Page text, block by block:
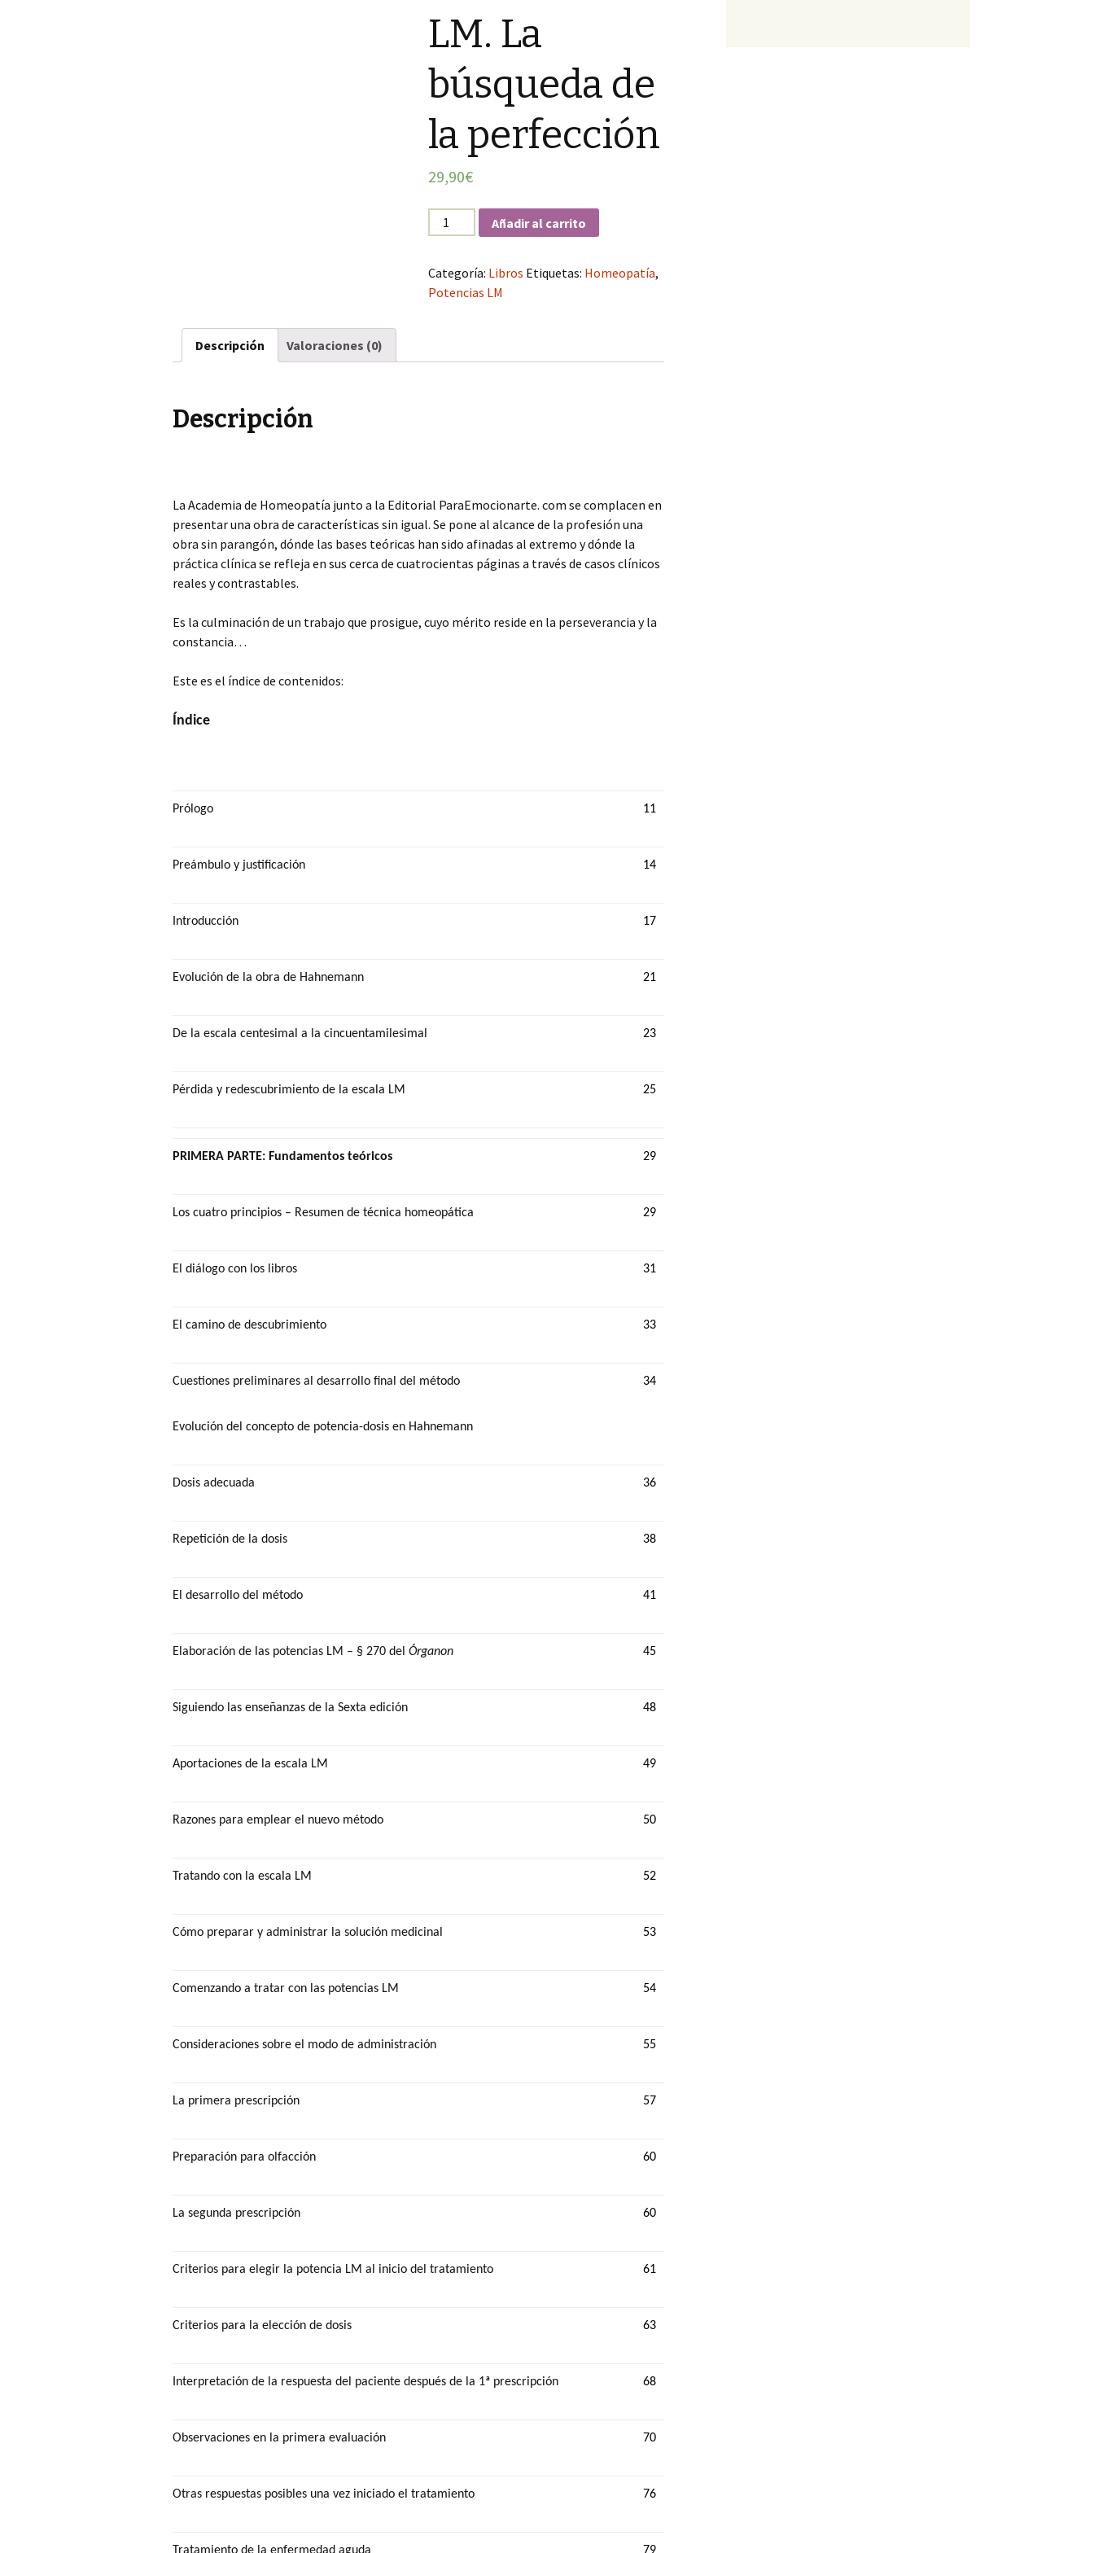
LM. La
búsqueda de
la perfección
29,90€
Cantidad Añadir al carrito
Categoría: Libros Etiquetas: Homeopatía,
Potencias LM
Descripción Valoraciones (0)
Descripción
La Academia de Homeopatía junto a la Editorial ParaEmocionarte. com se complacen en
presentar una obra de características sin igual. Se pone al alcance de la profesión una
obra sin parangón, dónde las bases teóricas han sido afinadas al extremo y dónde la
práctica clínica se refleja en sus cerca de cuatrocientas páginas a través de casos clínicos
reales y contrastables.
Es la culminación de un trabajo que prosigue, cuyo mérito reside en la perseverancia y la
constancia…
Este es el índice de contenidos:
Índice
Prólogo 11
Preámbulo y justificación 14
Introducción 17
Evolución de la obra de Hahnemann 21
De la escala centesimal a la cincuentamilesimal 23
Pérdida y redescubrimiento de la escala LM 25
PRIMERA PARTE: Fundamentos teóricos 29
Los cuatro principios – Resumen de técnica homeopática 29
El diálogo con los libros 31
El camino de descubrimiento 33
Cuestiones preliminares al desarrollo final del método
Evolución del concepto de potencia-dosis en Hahnemann
34
Dosis adecuada 36
Repetición de la dosis 38
El desarrollo del método 41
Elaboración de las potencias LM – § 270 del Órganon 45
Siguiendo las enseñanzas de la Sexta edición 48
Aportaciones de la escala LM 49
Razones para emplear el nuevo método 50
Tratando con la escala LM 52
Cómo preparar y administrar la solución medicinal 53
Comenzando a tratar con las potencias LM 54
Consideraciones sobre el modo de administración 55
La primera prescripción 57
Preparación para olfacción 60
La segunda prescripción 60
Criterios para elegir la potencia LM al inicio del tratamiento 61
Criterios para la elección de dosis 63
Interpretación de la respuesta del paciente después de la 1ª prescripción 68
Observaciones en la primera evaluación 70
Otras respuestas posibles una vez iniciado el tratamiento 76